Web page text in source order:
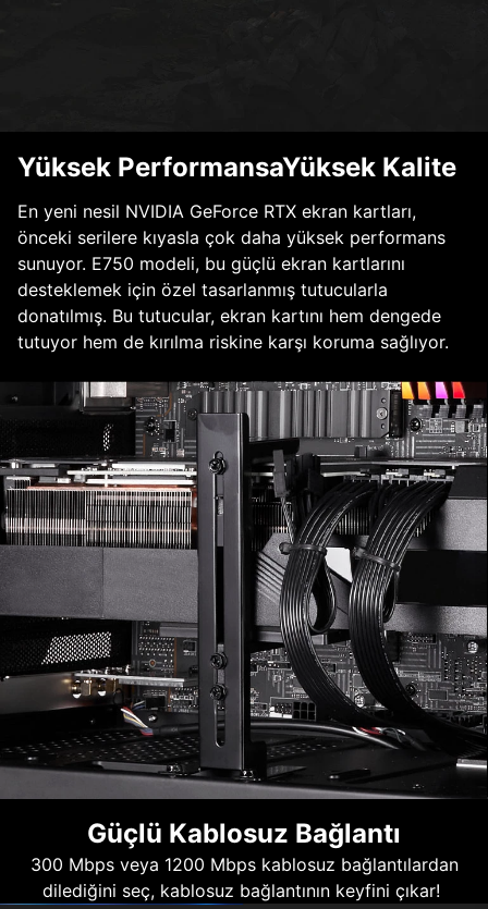
Yüksek PerformansaYüksek Kalite
En yeni nesil NVIDIA GeForce RTX ekran kartları,
önceki serilere kıyasla çok daha yüksek performans
sunuyor. E750 modeli, bu güçlü ekran kartlarını
desteklemek için özel tasarlanmış tutucularla
donatılmış. Bu tutucular, ekran kartını hem dengede
tutuyor hem de kırılma riskine karşı koruma sağlıyor.
Güçlü Kablosuz Bağlantı
300 Mbps veya 1200 Mbps kablosuz bağlantılardan
dilediğini seç, kablosuz bağlantının keyfini çıkar!